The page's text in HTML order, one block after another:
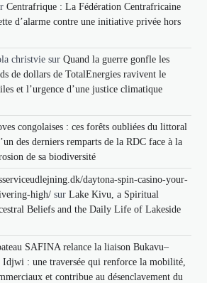
Centrafrique : La Fédération Centrafricaine
d’alarme contre une initiative privée hors
christvie surQuand la guerre gonfle les
de dollars de TotalEnergies ravivent le
et l’urgence d’une justice climatique
congolaises : ces forêts oubliées du littoral
des derniers remparts de la RDC face à la
de sa biodiversité
daytona-spin-casino-your-
high/ surLake Kivu, a Spiritual
Beliefs and the Daily Life of Lakeside
SAFINA relance la liaison Bukavu–
Idjwi : une traversée qui renforce la mobilité,
et contribue au désenclavement du